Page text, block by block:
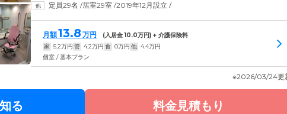
定員29名 /居室29室 /2019年12月設立 /
月額13.8 万円 (入居金10.0万円) + 介護保険料
家 5.2万円 管 4.2万円 食 0万円 他 4.4万円
個室 / 基本プラン
※2026/03/24更
る 料金見積もり